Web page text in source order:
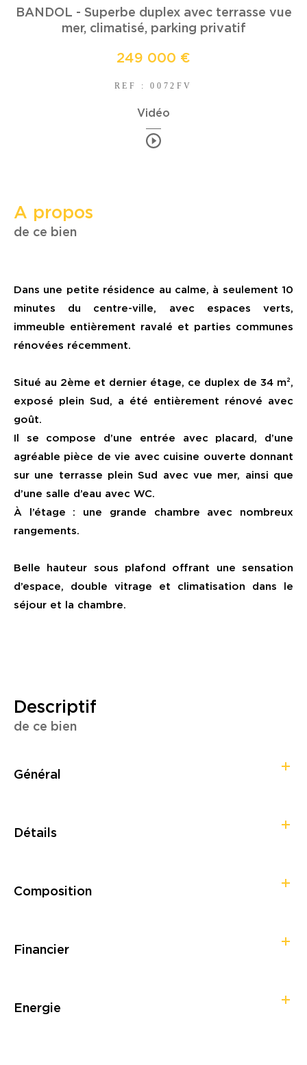
BANDOL - Superbe duplex avec terrasse vue
mer, climatisé, parking privatif
249 000 €
REF : 0072FV
Vidéo
a propos
de ce bien
Dans une petite résidence au calme, à seulement 10
minutes du centre-ville, avec espaces verts,
immeuble entièrement ravalé et parties communes
rénovées récemment.
Situé au 2ème et dernier étage, ce duplex de 34 m²,
exposé plein Sud, a été entièrement rénové avec
goût.
Il se compose d’une entrée avec placard, d’une
agréable pièce de vie avec cuisine ouverte donnant
sur une terrasse plein Sud avec vue mer, ainsi que
d’une salle d’eau avec WC.
À l’étage : une grande chambre avec nombreux
rangements.
Belle hauteur sous plafond offrant une sensation
d’espace, double vitrage et climatisation dans le
séjour et la chambre.
descriptif
de ce bien
Général
Détails
Composition
Financier
Energie